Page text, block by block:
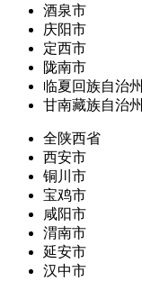
酒泉市
庆阳市
定西市
陇南市
临夏回族自治州
甘南藏族自治州
全陕西省
西安市
铜川市
宝鸡市
咸阳市
渭南市
延安市
汉中市